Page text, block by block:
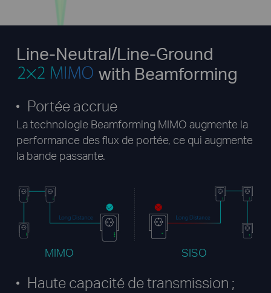
Line-Neutral/Line-Ground
with Beamforming
Portée accrue
La technologie Beamforming MIMO augmente la
performance des flux de portée, ce qui augmente
la bande passante.
MIMO SISO
Haute capacité de transmission ;